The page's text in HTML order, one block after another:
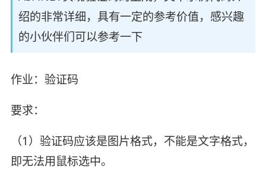
绍的非常详细，具有一定的参考价值，感兴趣
的小伙伴们可以参考一下
作业：验证码
要求：
（1）验证码应该是图片格式，不能是文字格式，
即无法用鼠标选中。